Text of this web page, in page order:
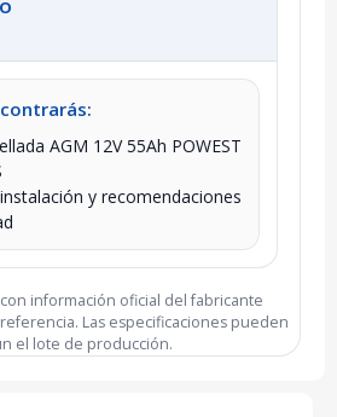
AGM 12V 55Ah POWEST
y recomendaciones
información oficial del fabricante
Las especificaciones pueden
el lote de producción.